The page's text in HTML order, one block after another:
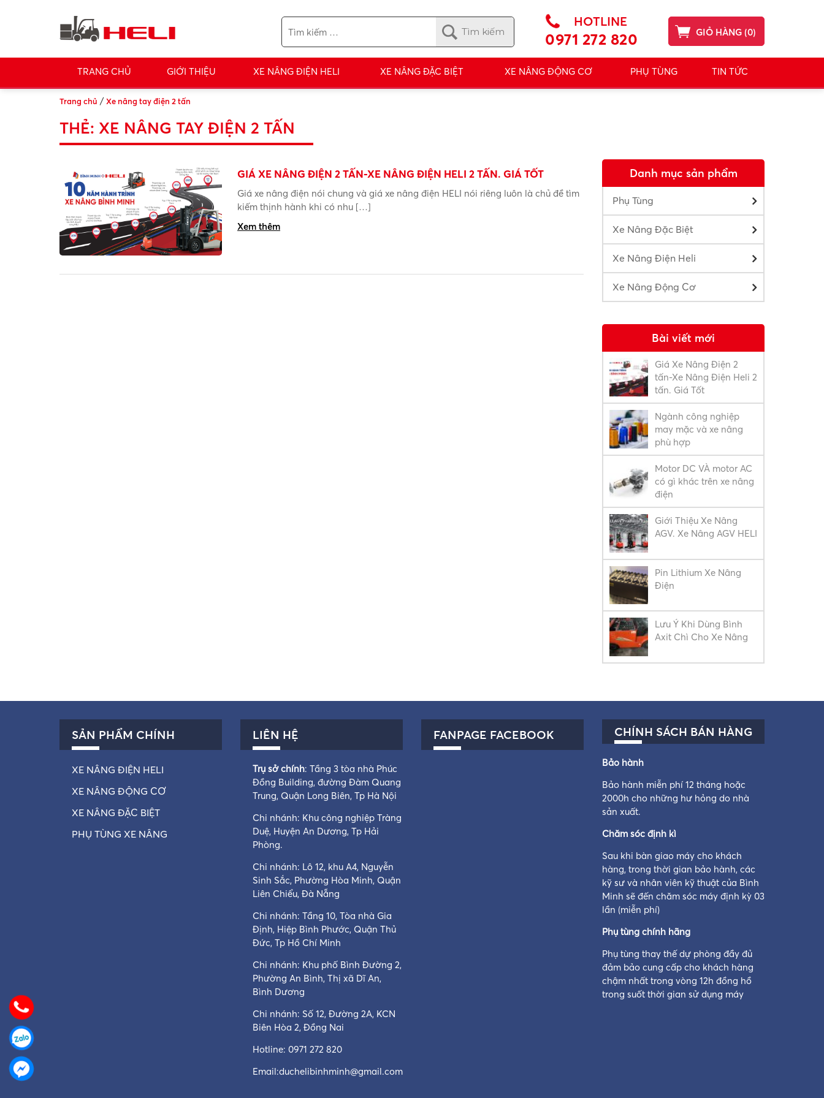
GIỎ HÀNG (0)
HOTLINE
0971 272 820
TRANG CHỦ GIỚI THIỆU XE NÂNG ĐIỆN HELI XE NÂNG ĐẶC BIỆT XE NÂNG ĐỘNG CƠ PHỤ TÙNG TIN TỨC
Trang chủ /Xe nâng tay điện 2 tấn
THẺ: XE NÂNG TAY ĐIỆN 2 TẤN
GIÁ XE NÂNG ĐIỆN 2 TẤN-XE NÂNG ĐIỆN HELI 2 TẤN. GIÁ TỐT
Giá xe nâng điện nói chung và giá xe nâng điện HELI nói riêng luôn là chủ đề tìm
kiếm thịnh hành khi có nhu […]
Xem thêm
Danh mục sản phẩm
Phụ Tùng
Xe Nâng Đặc Biệt
Xe Nâng Điện Heli
Xe Nâng Động Cơ
Bài viết mới
Giá Xe Nâng Điện 2
tấn-Xe Nâng Điện Heli 2
tấn. Giá Tốt
Ngành công nghiệp
may mặc và xe nâng
phù hợp
Motor DC VÀ motor AC
có gì khác trên xe nâng
điện
Giới Thiệu Xe Nâng
AGV. Xe Nâng AGV HELI
Pin Lithium Xe Nâng
Điện
Lưu Ý Khi Dùng Bình
Axit Chì Cho Xe Nâng
SẢN PHẨM CHÍNH
XE NÂNG ĐIỆN HELI
XE NÂNG ĐỘNG CƠ
XE NÂNG ĐẶC BIỆT
PHỤ TÙNG XE NÂNG
LIÊN HỆ
Trụ sở chính: Tầng 3 tòa nhà Phúc
Đồng Building, đường Đàm Quang
Trung, Quận Long Biên, Tp Hà Nội
Chi nhánh: Khu công nghiệp Tràng
Duệ, Huyện An Dương, Tp Hải
Phòng.
Chi nhánh: Lô 12, khu A4, Nguyễn
Sinh Sắc, Phường Hòa Minh, Quận
Liên Chiểu, Đà Nẵng
Chi nhánh: Tầng 10, Tòa nhà Gia
Định, Hiệp Bình Phước, Quận Thủ
Đức, Tp Hồ Chí Minh
Chi nhánh: Khu phố Bình Đường 2,
Phường An Bình, Thị xã Dĩ An,
Bình Dương
Chi nhánh: Số 12, Đường 2A, KCN
Biên Hòa 2, Đồng Nai
Hotline: 0971 272 820
Email:duchelibinhminh@gmail.com
FANPAGE FACEBOOK CHÍNH SÁCH BÁN HÀNG
Bảo hành
Bảo hành miễn phí 12 tháng hoặc
2000h cho những hư hỏng do nhà
sản xuất.
Chăm sóc định kì
Sau khi bàn giao máy cho khách
hàng, trong thời gian bảo hành, các
kỹ sư và nhân viên kỹ thuật của Bình
Minh sẽ đến chăm sóc máy định kỳ 03
lần (miễn phí)
Phụ tùng chính hãng
Phụ tùng thay thế dự phòng đầy đủ
đảm bảo cung cấp cho khách hàng
chậm nhất trong vòng 12h đồng hồ
trong suốt thời gian sử dụng máy